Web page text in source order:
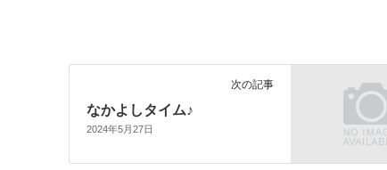
次の記事
なかよしタイム♪
2024年5月27日